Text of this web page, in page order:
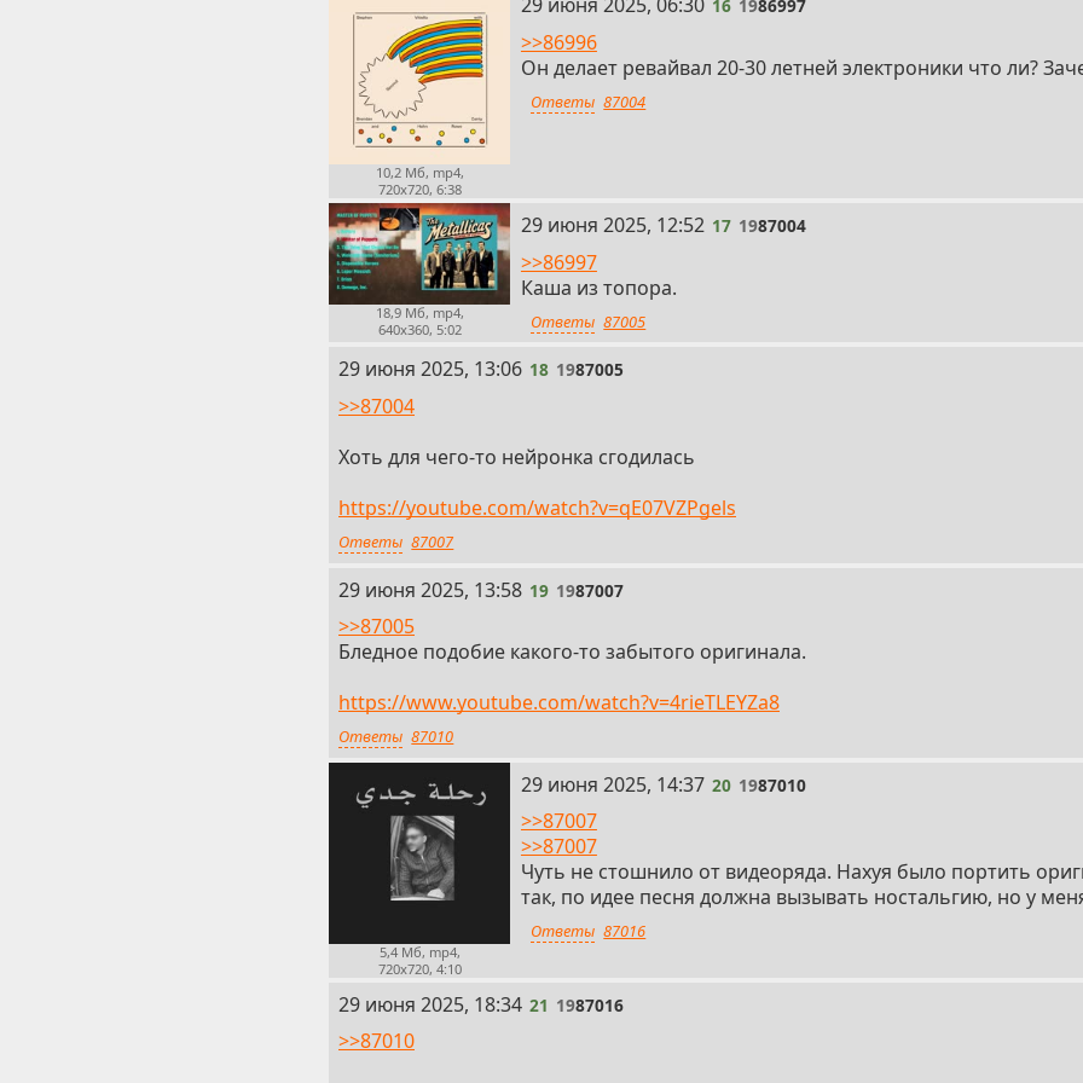
10,2 Мб, mp4,
720x720, 6:38
16 1986997
>>86996
Он делает ревайвал 20-30 летней электроники что ли?
Ответы 87004
18,9 Мб, mp4,
640x360, 5:02
17
29 июня 2025, 12:52 17 1987004
>>86997
Каша из топора.
Ответы 87005
18
29 июня 2025, 13:06 18 1987005
>>87004
Хоть для чего-то нейронка сгодилась
https://youtube.com/watch?v=qE07VZPgels
Ответы 87007
19
29 июня 2025, 13:58 19 1987007
>>87005
Бледное подобие какого-то забытого оригинала.
https://www.youtube.com/watch?v=4rieTLEYZa8
Ответы 87010
5,4 Мб, mp4,
720x720, 4:10
20
29 июня 2025, 14:37 20 1987010
>>87007
>>87007
Чуть не стошнило от видеоряда. Нахуя было портить
так, по идее песня должна вызывать ностальгию, но у
Ответы 87016
21
29 июня 2025, 18:34 21 1987016
>>87010